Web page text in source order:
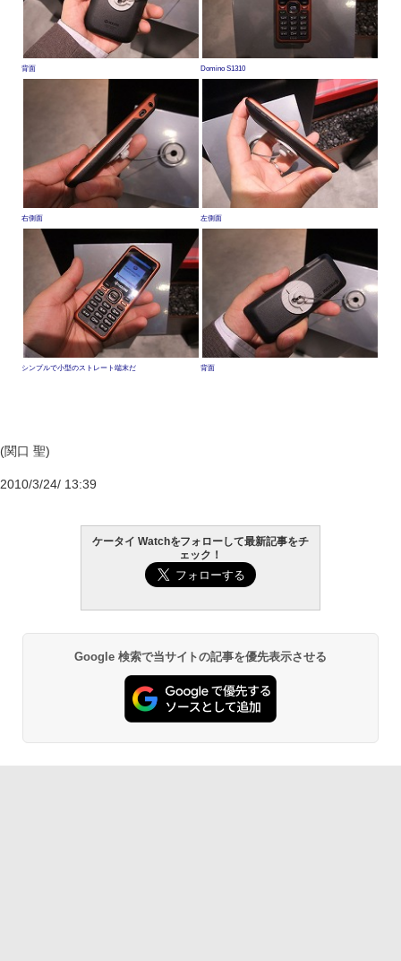
背面 Domino S1310
右側面 左側面
シンプルで小型のストレート端末だ 背面
(関口 聖)
2010/3/24/ 13:39
ケータイ Watchをフォローして最新記事をチ
ェック！
Google 検索で当サイトの記事を優先表示させる